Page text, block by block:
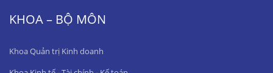
KHOA – BỘ MÔN
Khoa Quản trị Kinh doanh